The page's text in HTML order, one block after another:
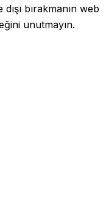
bırakmanın web
unutmayın.